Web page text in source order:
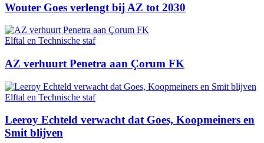
Wouter Goes verlengt bij AZ tot 2030
Elftal en Technische staf
AZ verhuurt Penetra aan Çorum FK
Elftal en Technische staf
Leeroy Echteld verwacht dat Goes, Koopmeiners en
Smit blijven